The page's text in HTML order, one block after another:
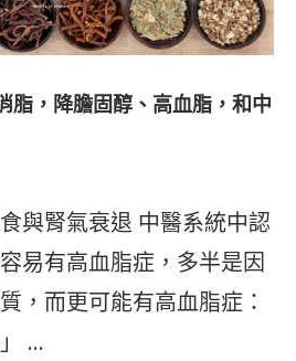
脂，降膽固醇、高血脂，和中
與腎氣衰退 中醫系統中認
易有高血脂症，多半是因
，而更可能有高血脂症：
…